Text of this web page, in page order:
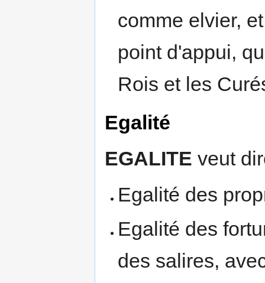
comme elvier,
point d'appui,
Rois et les
Egalité
EGALITE veut
Egalité des
Egalité des
des salires,